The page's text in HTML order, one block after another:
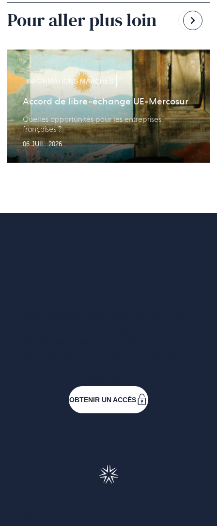
Pour aller plus loin
lala
INFORMATIONS MARCHÉS
Accord de libre-échange UE-Mercosur
Quelles opportunités pour les entreprises
françaises ?
06 JUIL. 2026
OBTENIR UN ACCÈS